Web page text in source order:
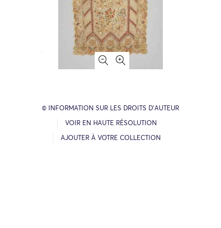
© INFORMATION SUR LES DROITS D’AUTEUR
VOIR EN HAUTE RÉSOLUTION
AJOUTER À VOTRE COLLECTION